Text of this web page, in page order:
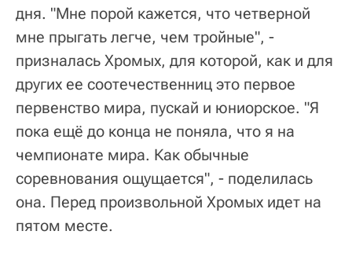
дня. "Мне порой кажется, что четверной
мне прыгать легче, чем тройные", -
призналась Хромых, для которой, как и для
других ее соотечественниц это первое
первенство мира, пускай и юниорское. "Я
пока ещё до конца не поняла, что я на
чемпионате мира. Как обычные
соревнования ощущается", - поделилась
она. Перед произвольной Хромых идет на
пятом месте.